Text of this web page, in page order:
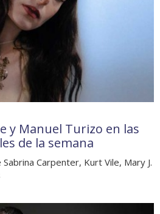
y Manuel Turizo en las
de la semana
Carpenter, Kurt Vile, Mary J.